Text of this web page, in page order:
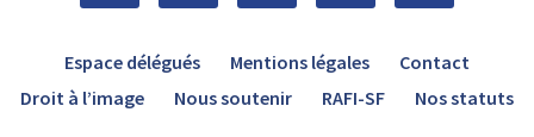
Espace délégués Mentions légales
Contact
Droit à l’image
Nous soutenir RAFI-SF Nos statuts